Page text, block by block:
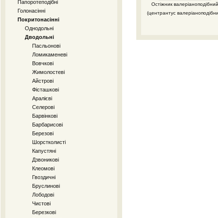
Папоротеподібні
Голонасінні
Покритонасінні
Однодольні
Дводольні
Пасльонові
Ломикаменеві
Вовчкові
Жимолостеві
Айстрові
Фісташкові
Аралієві
Селерові
Барвінкові
Барбарисові
Березові
Шорстколисті
Капустяні
Дзвоникові
Клеомові
Гвоздичні
Бруслинові
Лободові
Чистові
Березкові
Остіжник валеріаноподібний
(центрантус